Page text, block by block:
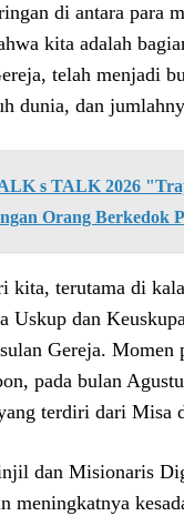
di antara para
kita adalah
telah menjadi
dunia, dan
s TALK 2026
Orang Berkedok
kita, terutama di
Uskup dan
Gereja.
pada bulan
terdiri dari Misa
dan Misionaris
meningkatnya